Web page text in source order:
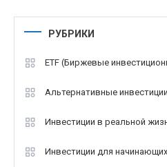
РУБРИКИ
ETF (Биржевые
Альтернативные инвестиции
Инвестиции в реальной
Инвестиции для начинающих